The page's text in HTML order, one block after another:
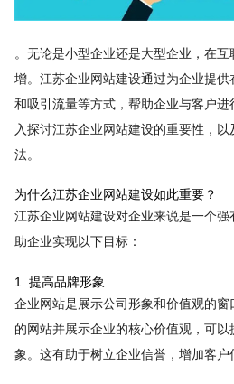
。无论是小型企业还是大型企业，在
增。江苏企业网站建设通过为企业提
和吸引流量等方式，帮助企业与客户
入探讨江苏企业网站建设的重要性，
法。
为什么江苏企业网站建设如此重要？
江苏企业网站建设对企业来说是一个
助企业实现以下目标：
1. 提高品牌形象
企业网站是展示公司形象和价值观的
的网站并展示企业的核心价值观，可
象。这有助于树立企业信誉，增加客户